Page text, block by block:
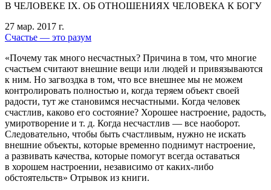
В ЧЕЛОВЕКЕ IX. ОБ ОТНОШЕНИЯХ ЧЕЛОВЕКА К БОГУ
27 мар. 2017 г.
Счастье — это разум
«Почему так много несчастных? Причина в том, что многие
счастьем считают внешние вещи или людей и привязываются
к ним. Но загвоздка в том, что все внешнее мы не можем
контролировать полностью и, когда теряем объект своей
радости, тут же становимся несчастными. Когда человек
счастлив, каково его состояние? Хорошее настроение, радость,
умиротворение и т. д. Когда несчастлив — все наоборот.
Следовательно, чтобы быть счастливым, нужно не искать
внешние объекты, которые временно поднимут настроение,
а развивать качества, которые помогут всегда оставаться
в хорошем настроении, независимо от каких-либо
обстоятельств» Отрывок из книги.